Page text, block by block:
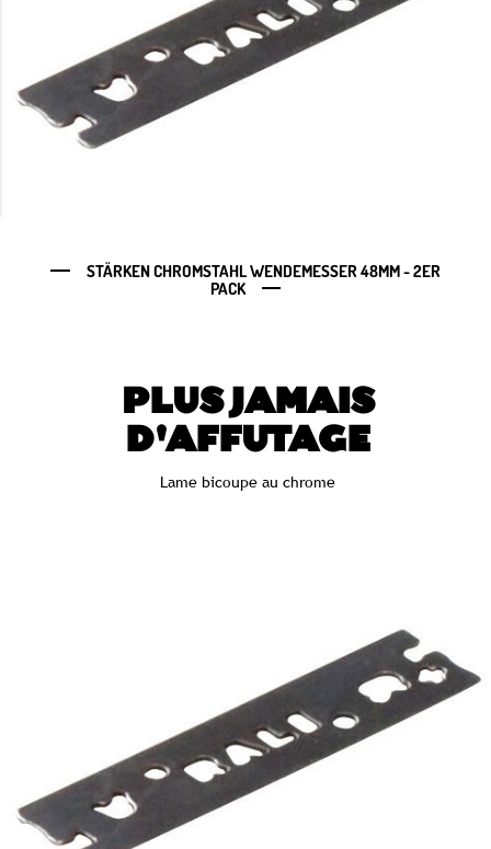
STÄRKEN CHROMSTAHL WENDEMESSER 48MM - 2ER
PACK
PLUS JAMAIS
D'AFFUTAGE
Lame bicoupe au chrome